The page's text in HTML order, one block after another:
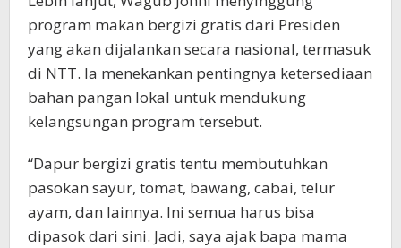
program makan bergizi gratis dari Presiden
yang akan dijalankan secara nasional, termasuk
di NTT. Ia menekankan pentingnya ketersediaan
bahan pangan lokal untuk mendukung
kelangsungan program tersebut.
“Dapur bergizi gratis tentu membutuhkan
pasokan sayur, tomat, bawang, cabai, telur
ayam, dan lainnya. Ini semua harus bisa
dipasok dari sini. Jadi, saya ajak bapa mama